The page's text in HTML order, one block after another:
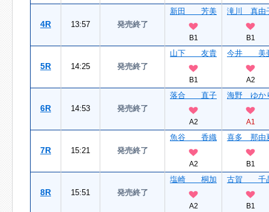
4R 13:57 発売終了
新田 芳美
B1
滝川 真由
B1
5R 14:25 発売終了
山下 友貴
B1
今井 美
A2
6R 14:53 発売終了
落合 直子
A2
海野 ゆか
A1
7R 15:21 発売終了
魚谷 香織
A2
喜多 那由
B1
8R 15:51 発売終了
塩崎 桐加
A2
古賀 千
B1